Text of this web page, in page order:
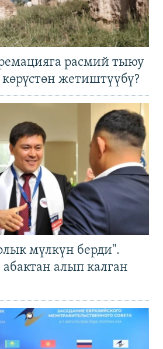
расмий тыюу
жетиштүүбү?
мүлкүн берди".
алып калган